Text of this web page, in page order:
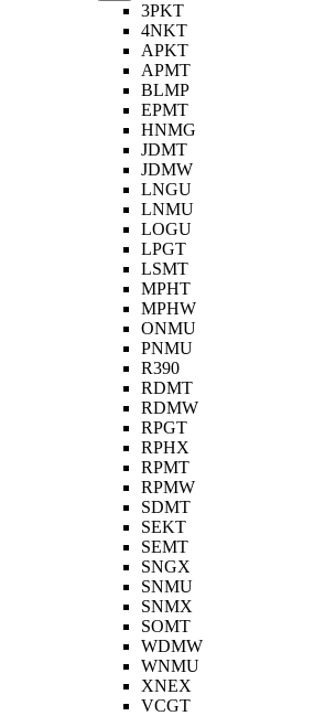
3PKT
4NKT
APKT
APMT
BLMP
EPMT
HNMG
JDMT
JDMW
LNGU
LNMU
LOGU
LPGT
LSMT
MPHT
MPHW
ONMU
PNMU
R390
RDMT
RDMW
RPGT
RPHX
RPMT
RPMW
SDMT
SEKT
SEMT
SNGX
SNMU
SNMX
SOMT
WDMW
WNMU
XNEX
VCGT